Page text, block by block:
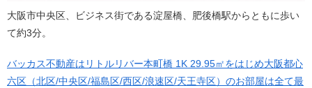
大阪市中央区、ビジネス街である淀屋橋、肥後橋駅からともに歩い
て約3分。
バッカス不動産はリトルリバー本町橋 1K 29.95㎡をはじめ大阪都心
六区（北区/中央区/福島区/西区/浪速区/天王寺区）のお部屋は全て最